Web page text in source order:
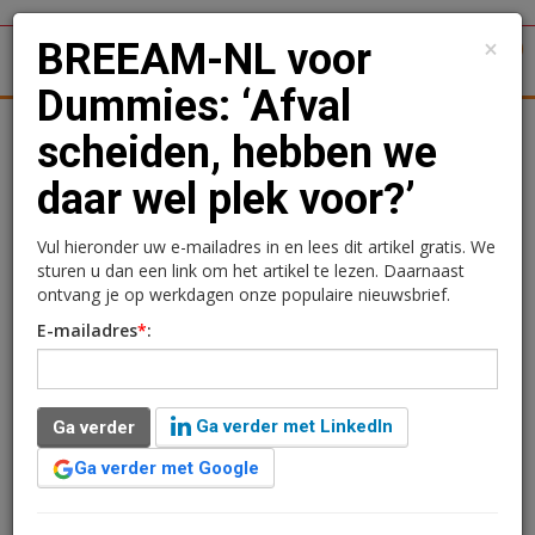
Woningmarkt Kantoren
BREEAM-NL voor
Dummies: ‘Afval
scheiden, hebben we daar
wel plek voor?’
16 december 2014 om 13:29 2 minuten leestijd
BREEAM-NL In-Use is in Nederland hét keurmerk om
de duurzaamheidsprestatie van bestaande gebouwen
×
BREEAM-NL voor
Dummies: ‘Afval
scheiden, hebben we
daar wel plek voor?’
Vul hieronder uw e-mailadres in en lees dit artikel gratis. We
sturen u dan een link om het artikel te lezen. Daarnaast
ontvang je op werkdagen onze populaire nieuwsbrief.
E-mailadres*:
Ga verder
Ga verder met LinkedIn
Ga verder met Google